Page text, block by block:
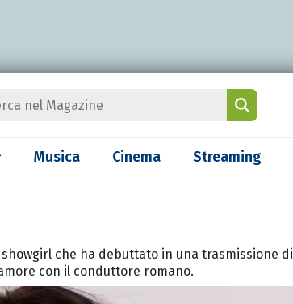
Musica Cinema Streaming
showgirl che ha debuttato in una trasmissione di
con il conduttore romano.